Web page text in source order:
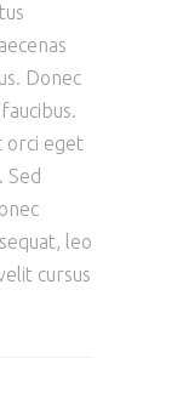
Donec
orci eget
Sed
leo
cursus